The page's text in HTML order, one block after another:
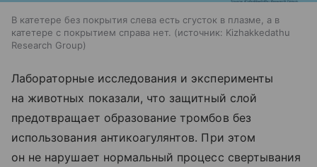
В катетере без покрытия слева есть сгусток в плазме, а в
катетере с покрытием справа нет.
источник: Kizhakkedathu
Research Group
Лабораторные исследования и эксперименты
на животных показали, что защитный слой
предотвращает образование тромбов без
использования антикоагулянтов. При этом
он не нарушает нормальный процесс свертывания